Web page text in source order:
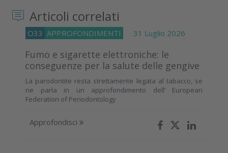
Articoli correlati
O33 APPROFONDIMENTI 31 Luglio 2026
Fumo e sigarette elettroniche: le
conseguenze per la salute delle gengive
La parodontite resta strettamente legata al tabacco, se
ne parla in un approfondimento dell’ European
Federation of Periodontology
Approfondisci